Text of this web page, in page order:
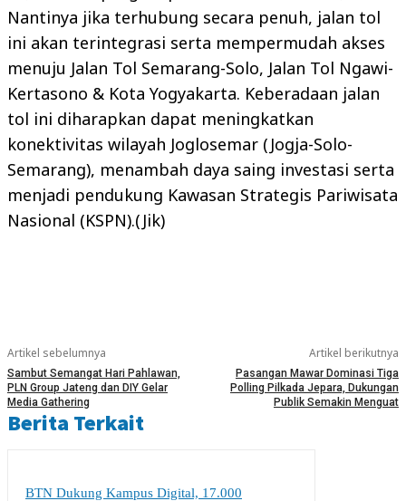
Nantinya jika terhubung secara penuh, jalan tol
ini akan terintegrasi serta mempermudah akses
menuju Jalan Tol Semarang-Solo, Jalan Tol Ngawi-
Kertasono & Kota Yogyakarta. Keberadaan jalan
tol ini diharapkan dapat meningkatkan
konektivitas wilayah Joglosemar (Jogja-Solo-
Semarang), menambah daya saing investasi serta
menjadi pendukung Kawasan Strategis Pariwisata
Nasional (KSPN).(Jik)
Artikel sebelumnya
Sambut Semangat Hari Pahlawan,
PLN Group Jateng dan DIY Gelar
Media Gathering
Artikel berikutnya
Pasangan Mawar Dominasi Tiga
Polling Pilkada Jepara, Dukungan
Publik Semakin Menguat
Berita Terkait
BTN Dukung Kampus Digital, 17.000